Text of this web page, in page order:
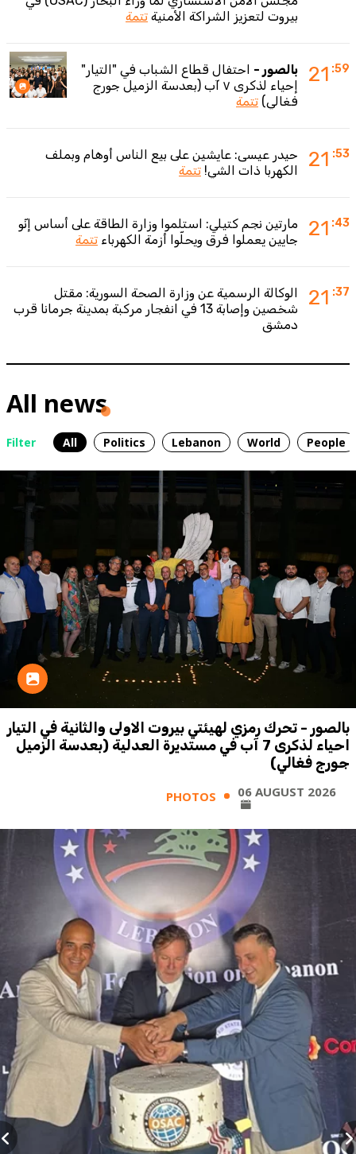
بيروت لتعزيز الشراكة الأمنية تتمة
21 :59 بالصور - احتفال قطاع الشباب في "التيار"
إحياء لذكرى ٧ آب (بعدسة الزميل جورج
فغالي) تتمة
21 :53
حيدر عيسى: عايشين على بيع الناس أوهام وبملف
الكهربا ذات الشي! تتمة
21 :43
مارتين نجم كتيلي: استلموا وزارة الطاقة على أساس إنّو
جايين يعملوا فرق ويحلّوا أزمة الكهرباء تتمة
21 :37
الوكالة الرسمية عن وزارة الصحة السورية: مقتل
شخصين وإصابة 13 في انفجار مركبة بمدينة جرمانا قرب
دمشق
All news
Filter All Politics Lebanon World People
بالصور - تحرك رمزي لهيئتي بيروت الاولى والثانية في التيار
احياء لذكرى 7 آب في مستديرة العدلية (بعدسة الزميل
جورج فغالي)
PHOTOS 06 AUGUST 2026